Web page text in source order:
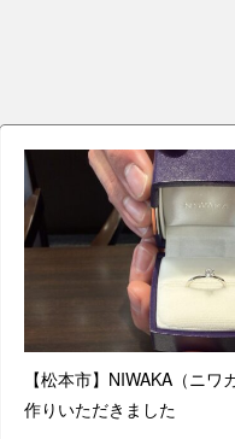
【松本市】NIWAKA（ニ
作りいただきました